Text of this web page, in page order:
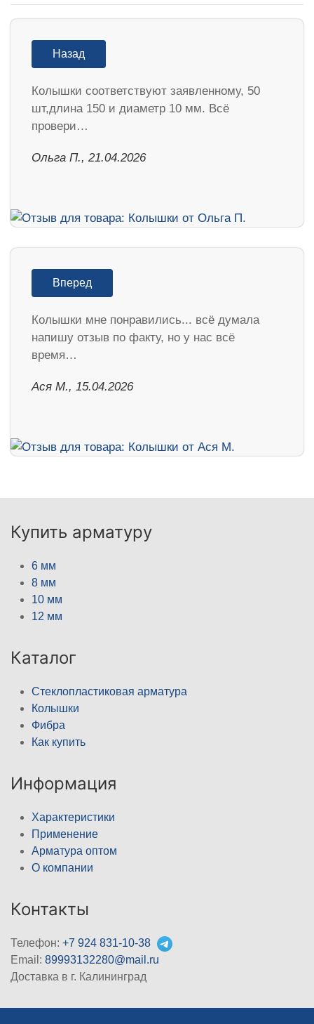
Назад
Колышки соответствуют заявленному, 50
шт,длина 150 и диаметр 10 мм. Всё
провери…
Ольга П., 21.04.2026
Вперед
Колышки мне понравились... всё думала
напишу отзыв по факту, но у нас всё
время…
Ася М., 15.04.2026
Купить арматуру
6 мм
8 мм
10 мм
12 мм
Каталог
Стеклопластиковая арматура
Колышки
Фибра
Как купить
Информация
Характеристики
Применение
Арматура оптом
О компании
Контакты
Телефон: +7 924 831-10-38
Email: 89993132280@mail.ru
Доставка в г. Калининград